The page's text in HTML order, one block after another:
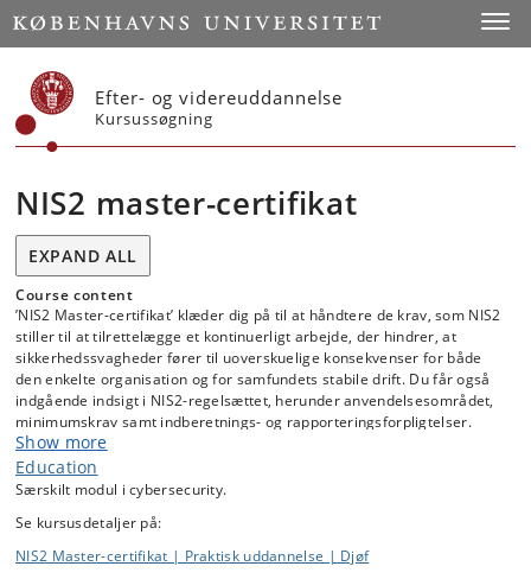
Start
Efter- og videreuddannelse
Kursussøgning
NIS2 master-certifikat
EXPAND ALL
Course content
’NIS2 Master-certifikat’ klæder dig på til at håndtere de krav, som NIS2
stiller til at tilrettelægge et kontinuerligt arbejde, der hindrer, at
sikkerhedssvagheder fører til uoverskuelige konsekvenser for både
den enkelte organisation og for samfundets stabile drift. Du får også
indgående indsigt i NIS2-regelsættet, herunder anvendelsesområdet,
minimumskrav samt indberetnings- og rapporteringsforpligtelser.
Du får en kompetencegivende uddannelse på masterniveau og et
eksamensbevis fra Københavns Universitets juridiske fakultet med
gyldighed i hele Europa.
Show more
Education
Særskilt modul i cybersecurity.
Se kursusdetaljer på:
NIS2 Master-certifikat | Praktisk uddannelse | Djøf